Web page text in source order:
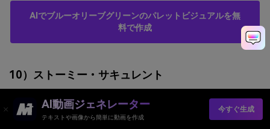
AIでブルーオリーブグリーンのパレットビジュアルを無
料で作成
10）ストーミー・サキュレント
AI動画ジェネレーター
テキストや画像から簡単に動画を作成
今すぐ生成